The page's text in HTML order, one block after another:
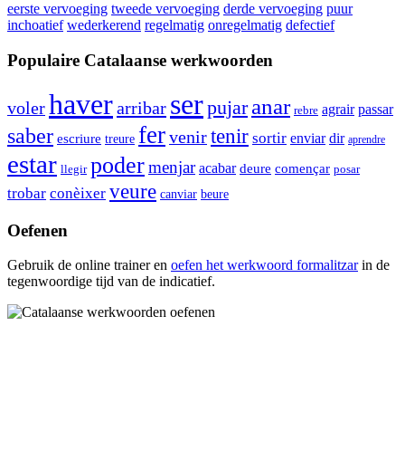
eerste vervoeging tweede vervoeging derde vervoeging puur
inchoatief wederkerend regelmatig onregelmatig defectief
Populaire Catalaanse werkwoorden
volerhaverarribar serpujar anar rebre agrair passar
saber escriure treure fervenirtenir sortir enviar dir aprendre
estar llegir podermenjar acabar deure començar posar
trobar conèixer veure canviar beure
Oefenen
Gebruik de online trainer en oefen het werkwoord formalitzarin de
tegenwoordige tijd van de indicatief.